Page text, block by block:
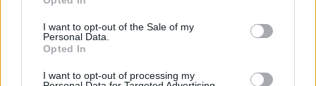
I want to opt-out of the Sale of my
Personal Data.
Opted In
I want to opt-out of processing my
— Santé Québec (@sante_qc)August 16, 2022